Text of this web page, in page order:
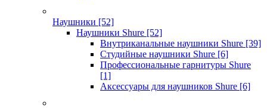
Наушники [52]
Наушники Shure [52]
Внутриканальные наушники Shure [39]
Студийные наушники Shure [6]
Профессиональные гарнитуры Shure
[1]
Аксессуары для наушников Shure [6]